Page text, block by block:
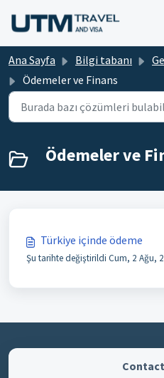
Ana Sayfa Bilgi tabanı
Ödemeler ve Finans
Ödemeler ve
Türkiye içinde ödeme
Şu tarihte değiştirildi Cum, 2 Ağu,